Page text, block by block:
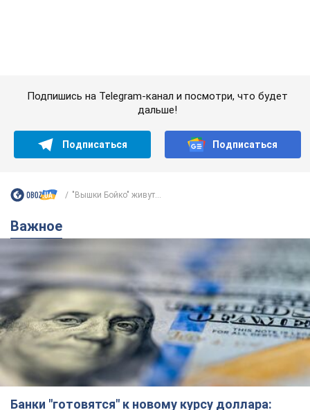
Важное
Банки "готовятся" к новому курсу доллара:
украинцам рассказали, чего ожидать в
ближайшие дни
Каким будет курс валюты в обменниках
10 годин тому 149,3 т.
Украинцам обещают по 850 грн от
мобильных операторов: что не так с